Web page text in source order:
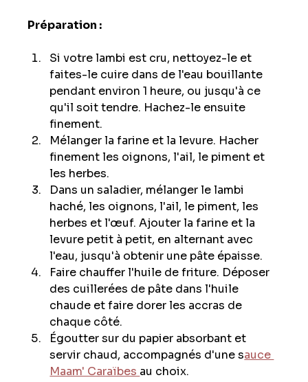
Préparation :
Si votre lambi est cru, nettoyez-le et
faites-le cuire dans de l'eau bouillante
pendant environ 1 heure, ou jusqu'à ce
qu'il soit tendre. Hachez-le ensuite
finement.
Mélanger la farine et la levure. Hacher
finement les oignons, l'ail, le piment et
les herbes.
Dans un saladier, mélanger le lambi
haché, les oignons, l'ail, le piment, les
herbes et l'œuf. Ajouter la farine et la
levure petit à petit, en alternant avec
l'eau, jusqu'à obtenir une pâte épaisse.
Faire chauffer l'huile de friture. Déposer
des cuillerées de pâte dans l'huile
chaude et faire dorer les accras de
chaque côté.
Égoutter sur du papier absorbant et
servir chaud, accompagnés d'une sauce
Maam' Caraïbes au choix.